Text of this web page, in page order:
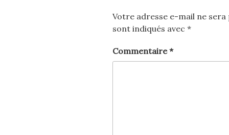
Votre adresse e-mail ne sera
sont indiqués avec *
Commentaire*